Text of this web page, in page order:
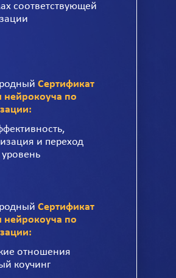
соответствующей
Сертификат
нейрокоуча по
и переход
Сертификат
нейрокоуча по
отношения
коучинг